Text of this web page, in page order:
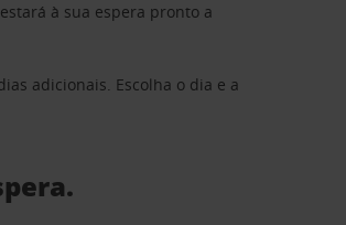
à sua espera pronto a
adicionais. Escolha o dia e a